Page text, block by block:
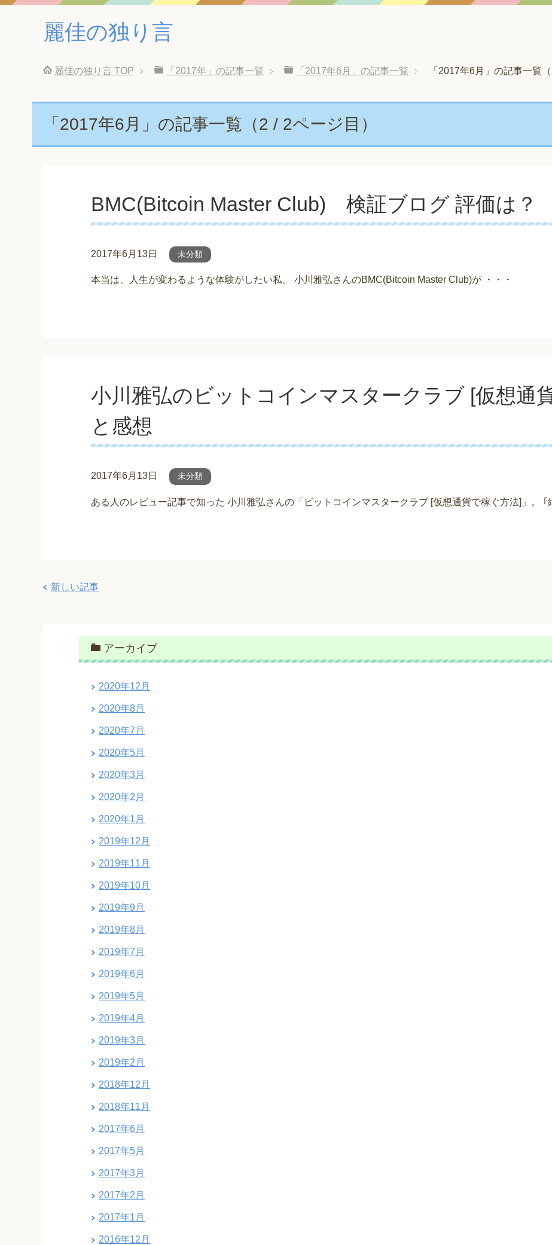
麗佳の独り言
麗佳の独り言 TOP 「2017年」の記事一覧 「2017年6月」の記事一覧 「2017年6月」の記事一覧
「2017年6月」の記事一覧（2 / 2ページ目）
BMC(Bitcoin Master Club) 検証ブログ 評価は？
2017年6月13日 未分類
本当は、人生が変わるような体験がしたい私。 小川雅弘さんのBMC(Bitcoin Master Club)が ・・・
小川雅弘のビットコインマスタークラブ [仮想通
と感想
2017年6月13日 未分類
ある人のレビュー記事で知った 小川雅弘さんの「ビットコインマスタークラブ [仮想通貨で稼ぐ方法]」。 ｢
新しい記事
アーカイブ
2020年12月
2020年8月
2020年7月
2020年5月
2020年3月
2020年2月
2020年1月
2019年12月
2019年11月
2019年10月
2019年9月
2019年8月
2019年7月
2019年6月
2019年5月
2019年4月
2019年3月
2019年2月
2018年12月
2018年11月
2017年6月
2017年5月
2017年3月
2017年2月
2017年1月
2016年12月